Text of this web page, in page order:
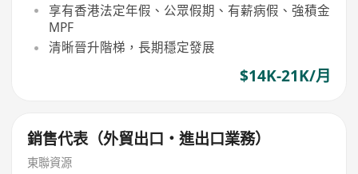
享有香港法定年假、公眾假期、有薪病假、強積金
MPF
清晰晉升階梯，長期穩定發展
$14K-21K/月
銷售代表（外貿出口・進出口業務）
東聯資源